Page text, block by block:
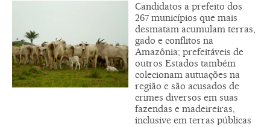
Candidatos a prefeito dos
267 municípios que mais
desmatam acumulam terras,
gado e conflitos na
Amazônia; prefeitáveis de
outros Estados também
colecionam autuações na
região e são acusados de
crimes diversos em suas
fazendas e madeireiras,
inclusive em terras públicas